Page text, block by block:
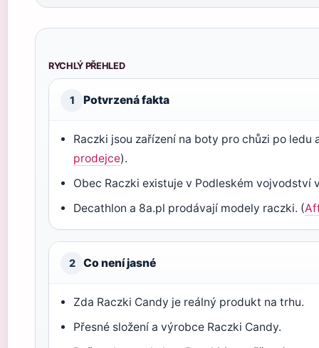
RYCHLÝ PŘEHLED
1 Potvrzená fakta
Raczki jsou zařízení na boty pro chůzi po ledu
prodejce).
Obec Raczki existuje v Podleském vojvodství
Decathlon a 8a.pl prodávají modely raczki. (
2 Co není jasné
Zda Raczki Candy je reálný produkt na trhu.
Přesné složení a výrobce Raczki Candy.